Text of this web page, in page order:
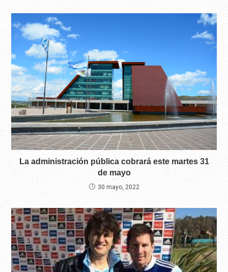
La administración pública cobrará este martes 31
de mayo
30 mayo, 2022